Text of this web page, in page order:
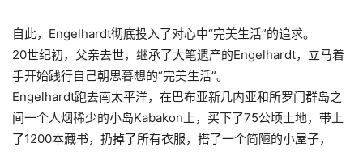
自此，Engelhardt彻底投入了对心中“完美生活”的追求。
20世纪初，父亲去世，继承了大笔遗产的Engelhardt，立马着
手开始践行自己朝思暮想的“完美生活”。
Engelhardt跑去南太平洋， 在巴布亚新几内亚和所罗门群岛之
间一个人烟稀少的小岛Kabakon上，买下了75公顷土地，带上
了1200本藏书，扔掉了所有衣服，搭了一个简陋的小屋子，